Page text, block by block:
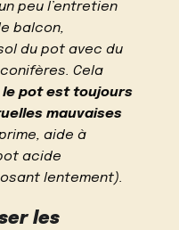
peu l’entretien
balcon,
du pot avec du
Cela
pot est toujours
mauvaises
aide à
acide
lentement).
les